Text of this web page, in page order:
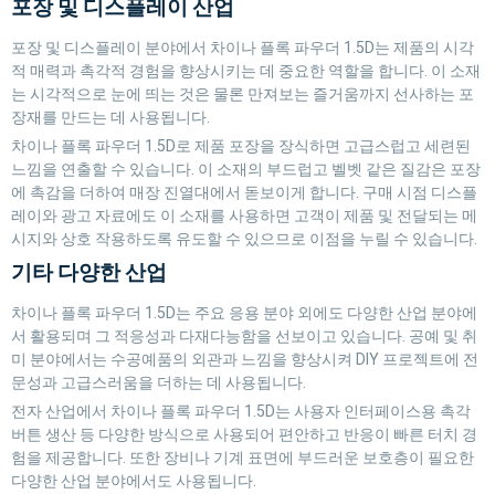
포장 및 디스플레이 산업
포장 및 디스플레이 분야에서 차이나 플록 파우더 1.5D는 제품의 시각
적 매력과 촉각적 경험을 향상시키는 데 중요한 역할을 합니다. 이 소재
는 시각적으로 눈에 띄는 것은 물론 만져보는 즐거움까지 선사하는 포
장재를 만드는 데 사용됩니다.
차이나 플록 파우더 1.5D로 제품 포장을 장식하면 고급스럽고 세련된
느낌을 연출할 수 있습니다. 이 소재의 부드럽고 벨벳 같은 질감은 포장
에 촉감을 더하여 매장 진열대에서 돋보이게 합니다. 구매 시점 디스플
레이와 광고 자료에도 이 소재를 사용하면 고객이 제품 및 전달되는 메
시지와 상호 작용하도록 유도할 수 있으므로 이점을 누릴 수 있습니다.
기타 다양한 산업
차이나 플록 파우더 1.5D는 주요 응용 분야 외에도 다양한 산업 분야에
서 활용되며 그 적응성과 다재다능함을 선보이고 있습니다. 공예 및 취
미 분야에서는 수공예품의 외관과 느낌을 향상시켜 DIY 프로젝트에 전
문성과 고급스러움을 더하는 데 사용됩니다.
전자 산업에서 차이나 플록 파우더 1.5D는 사용자 인터페이스용 촉각
버튼 생산 등 다양한 방식으로 사용되어 편안하고 반응이 빠른 터치 경
험을 제공합니다. 또한 장비나 기계 표면에 부드러운 보호층이 필요한
다양한 산업 분야에서도 사용됩니다.